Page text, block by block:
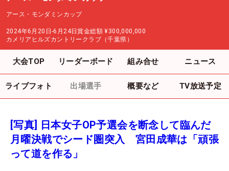
アース・モンダミンカップ
2024年6月20日-6月24日賞金総額 ¥300,000,000
カメリアヒルズカントリークラブ（千葉県）
大会TOP リーダーボード 組み合せ ニュース
ライブフォト 出場選手 概要など TV放送予定
[写真] 日本女子OP予選会を断念して臨んだ
月曜決戦でシード圏突入 宮田成華は「頑張
って道を作る」